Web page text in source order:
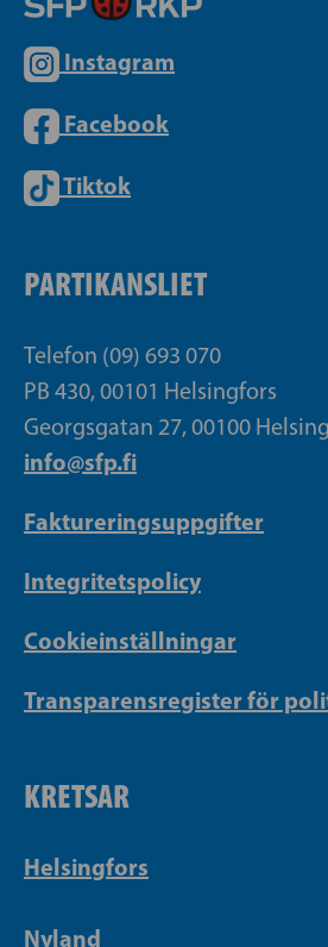
Instagram
Facebook
Tiktok
PARTIKANSLIET
Telefon (09) 693 070
PB 430, 00101 Helsingfors
Georgsgatan 27, 00100
info@sfp.fi
Faktureringsuppgifter
Integritetspolicy
Cookieinställningar
Transparensregister för
KRETSAR
Helsingfors
Nyland